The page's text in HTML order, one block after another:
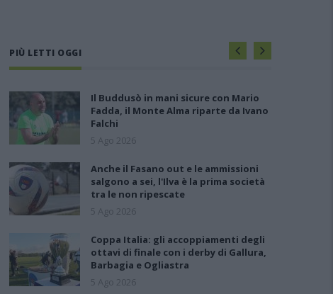
PIÙ LETTI OGGI
Il Buddusò in mani sicure con Mario
Fadda, il Monte Alma riparte da Ivano
Falchi
5 Ago 2026
Anche il Fasano out e le ammissioni
salgono a sei, l'Ilva è la prima società
tra le non ripescate
5 Ago 2026
Coppa Italia: gli accoppiamenti degli
ottavi di finale con i derby di Gallura,
Barbagia e Ogliastra
5 Ago 2026